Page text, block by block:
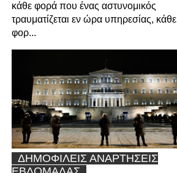
κάθε φορά που ένας αστυνομικός
τραυματίζεται εν ώρα υπηρεσίας, κάθε
φορ...
ΔΗΜΟΦΙΛΕΙΣ ΑΝΑΡΤΗΣΕΙΣ